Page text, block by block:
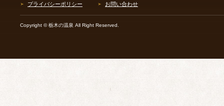
プライバシーポリシー
お問い合わせ
Copyright © 栃木の温泉 All Right Reserved.